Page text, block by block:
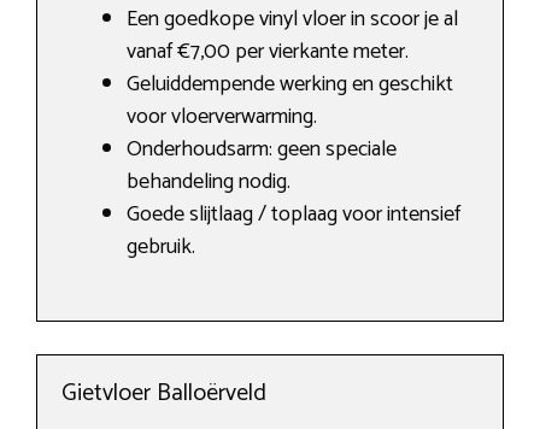
Een goedkope vinyl vloer in scoor je al
vanaf €7,00 per vierkante meter.
Geluiddempende werking en geschikt
voor vloerverwarming.
Onderhoudsarm: geen speciale
behandeling nodig.
Goede slijtlaag / toplaag voor intensief
gebruik.
Gietvloer Balloërveld